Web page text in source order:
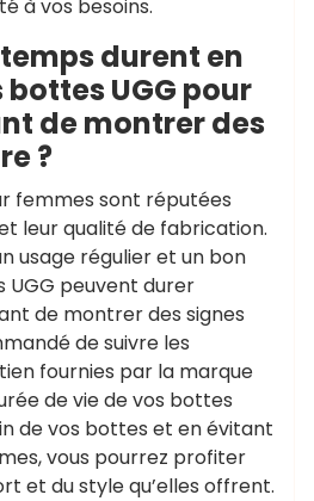
à vos besoins.
durent en
UGG pour
de montrer des
?
femmes sont réputées
leur qualité de fabrication.
usage régulier et un bon
peuvent durer
de montrer des signes
de suivre les
fournies par la marque
de vie de vos bottes
de vos bottes et en évitant
vous pourrez profiter
et du style qu’elles offrent.